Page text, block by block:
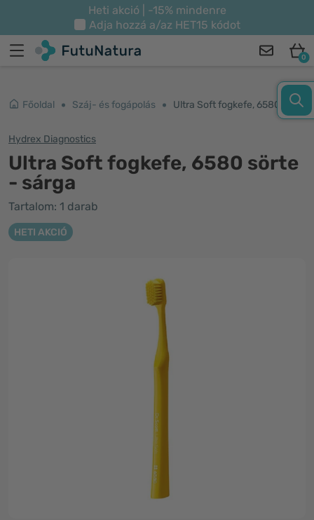
Heti akció | -15% mindenre
Adja hozzá a/az HET15 kódot
0
Főoldal Száj- és fogápolás
Hydrex Diagnostics
Ultra Soft fogkefe, 6580 sörte
- sárga
Tartalom: 1 darab
HETI AKCIÓ